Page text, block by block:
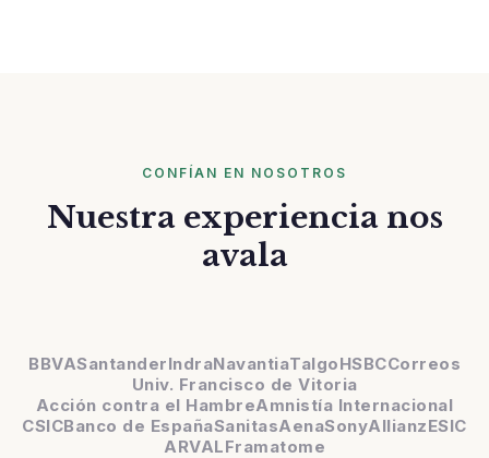
CONFÍAN EN NOSOTROS
Nuestra experiencia nos
avala
BBVASantanderIndraNavantiaTalgoHSBCCorreos
Univ. Francisco de Vitoria
Acción contra el HambreAmnistía Internacional
CSICBanco de EspañaSanitasAenaSonyAllianzESIC
ARVALFramatome